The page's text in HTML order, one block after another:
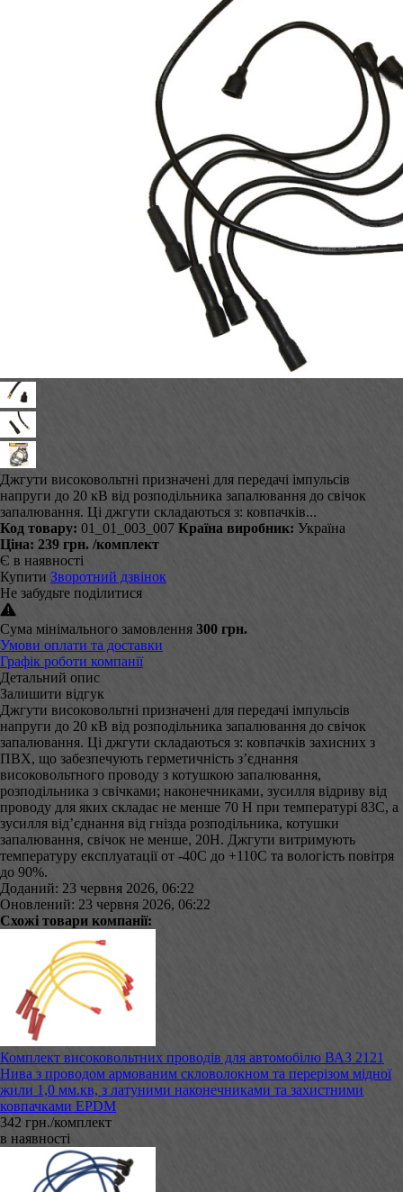
Джгути високовольтні призначені для передачі імпульсів
напруги до 20 кВ від розподільника запалювання до свічок
запалювання. Ці джгути складаються з: ковпачків...
Код товару: 01_01_003_007 Країна виробник: Україна
Ціна: 239 грн. /комплект
Є в наявності
Купити Зворотний дзвінок
Не забудьте поділитися
Сума мінімального замовлення 300 грн.
Умови оплати та доставки
Графік роботи компанії
Детальний опис
Залишити відгук
Джгути високовольтні призначені для передачі імпульсів
напруги до 20 кВ від розподільника запалювання до свічок
запалювання. Ці джгути складаються з: ковпачків захисних з
ПВХ, що забезпечують герметичність з’єднання
високовольтного проводу з котушкою запалювання,
розподільника з свічками; наконечниками, зусилля відриву від
проводу для яких складає не менше 70 Н при температурі 83С, а
зусилля від’єднання від гнізда розподільника, котушки
запалювання, свічок не менше, 20Н. Джгути витримують
температуру експлуатації от -40С до +110С та вологість повітря
до 90%.
Доданий: 23 червня 2026, 06:22
Оновлений: 23 червня 2026, 06:22
Схожі товари компанії:
Комплект високовольтних проводів для автомобілю ВАЗ 2121
Нива з проводом армованим скловолокном та перерізом мідної
жили 1,0 мм.кв, з латуними наконечниками та захистними
ковпачками EPDM
342 грн./комплект
в наявності